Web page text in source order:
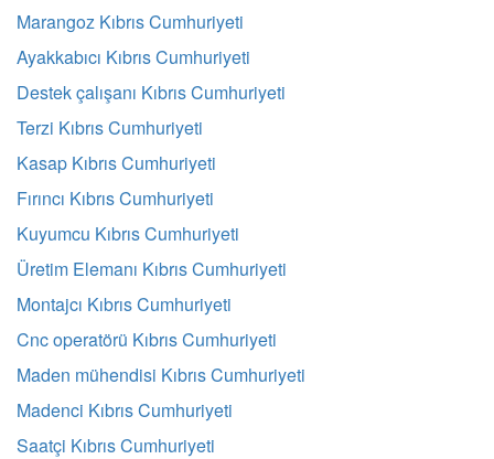
Marangoz Kıbrıs Cumhuriyeti
Ayakkabıcı Kıbrıs Cumhuriyeti
Destek çalışanı Kıbrıs Cumhuriyeti
Terzi Kıbrıs Cumhuriyeti
Kasap Kıbrıs Cumhuriyeti
Fırıncı Kıbrıs Cumhuriyeti
Kuyumcu Kıbrıs Cumhuriyeti
Üretim Elemanı Kıbrıs Cumhuriyeti
Montajcı Kıbrıs Cumhuriyeti
Cnc operatörü Kıbrıs Cumhuriyeti
Maden mühendisi Kıbrıs Cumhuriyeti
Madenci Kıbrıs Cumhuriyeti
Saatçi Kıbrıs Cumhuriyeti